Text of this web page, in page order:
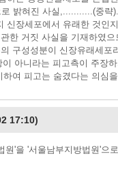
밝혀진 사실,...........(중
신장세포에서 유래한 것인
한 거짓 사실을 기재하였
구성성분이 신장유래세
이 아니라는 피고측이 주
하여 피고는 숨겼다는 의
17:10)
원'을 '서울남부지방법원'으